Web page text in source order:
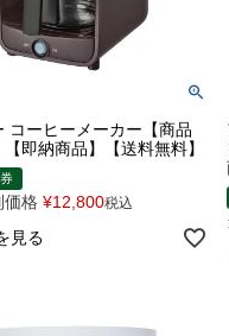
コーヒーメーカー【商品
即納商品】【送料無料】
価格 ¥12,800税込
見る